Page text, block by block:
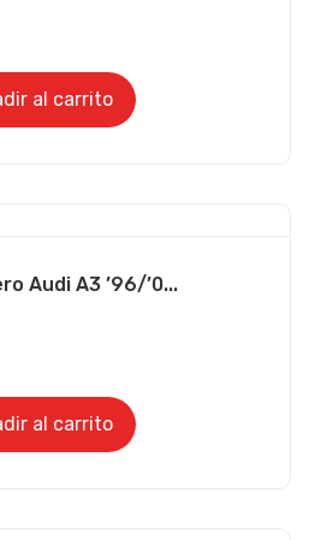
al carrito
Audi A3 ’96/’0...
al carrito